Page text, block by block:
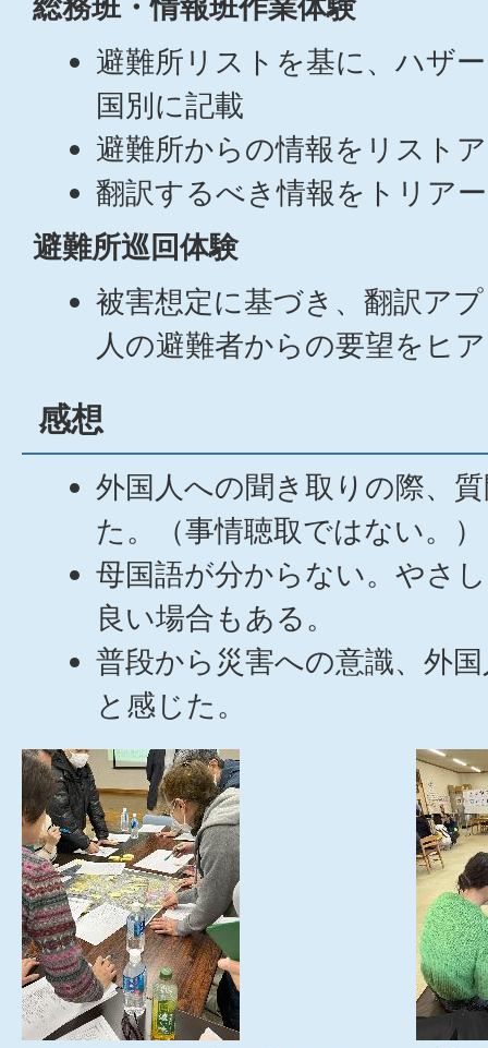
避難所リストを基に、ハザ
国別に記載
避難所からの情報をリスト
翻訳するべき情報をトリア
避難所巡回体験
被害想定に基づき、翻訳ア
人の避難者からの要望をヒ
感想
外国人への聞き取りの際、
た。（事情聴取ではない。）
母国語が分からない。やさ
良い場合もある。
普段から災害への意識、外
と感じた。